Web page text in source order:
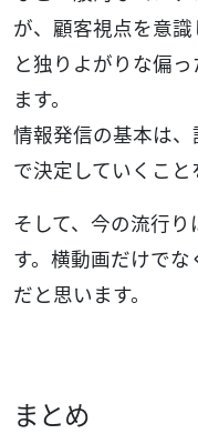
が、顧客視点を意
と独りよがりな偏
ます。
情報発信の基本は
で決定していくこと
そして、今の流行
す。横動画だけで
だと思います。
まとめ